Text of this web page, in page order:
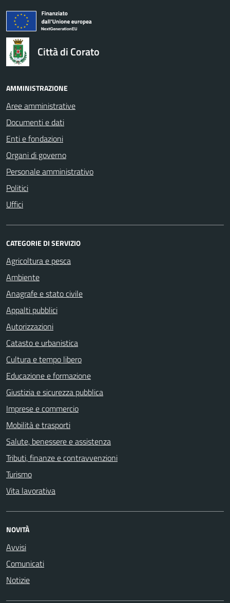
logo Unione Europea
Città di Corato
AMMINISTRAZIONE
Aree amministrative
Documenti e dati
Enti e fondazioni
Organi di governo
Personale amministrativo
Politici
Uffici
CATEGORIE DI SERVIZIO
Agricoltura e pesca
Ambiente
Anagrafe e stato civile
Appalti pubblici
Autorizzazioni
Catasto e urbanistica
Cultura e tempo libero
Educazione e formazione
Giustizia e sicurezza pubblica
Imprese e commercio
Mobilità e trasporti
Salute, benessere e assistenza
Tributi, finanze e contravvenzioni
Turismo
Vita lavorativa
NOVITÀ
Avvisi
Comunicati
Notizie